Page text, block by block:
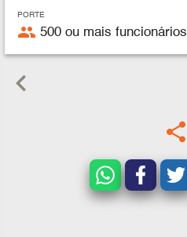
PORTE
people 500 ou mais funcionários
keyboard_arrow_left
share